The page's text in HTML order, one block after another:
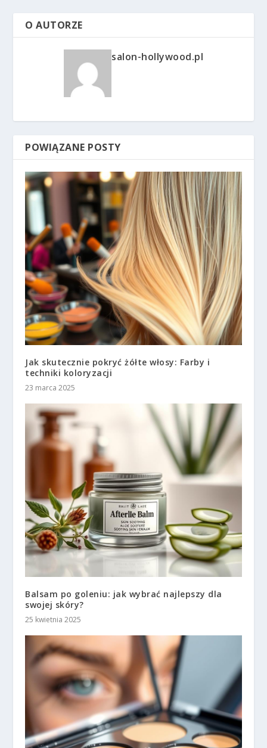
O AUTORZE
salon-hollywood.pl
POWIĄZANE POSTY
Jak skutecznie pokryć żółte włosy: Farby i
techniki koloryzacji
23 marca 2025
Balsam po goleniu: jak wybrać najlepszy dla
swojej skóry?
25 kwietnia 2025